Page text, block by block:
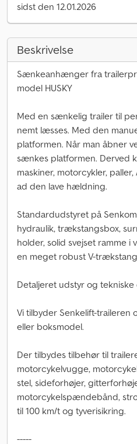
sidst den 12.01.2026
Beskrivelse
Sænkeanhænger fra
model HUSKY
Med en sænkelig trailer til
nemt læsses. Med den
platformen. Når man åbner
sænkes platformen. Derved
maskiner, motorcykler,
ad den lave hældning.
Standardudstyret på
hydraulik, trækstangsbox,
holder, solid svejset ramme i
en meget robust V-
Detaljeret udstyr og
Vi tilbyder Senkelift-traileren
eller boksmodel.
Der tilbydes tilbehør til
motorcykelvugge,
stel, sideforhøjer,
motorcykelspændebånd,
til 100 km/t og tyverisikring.
-----